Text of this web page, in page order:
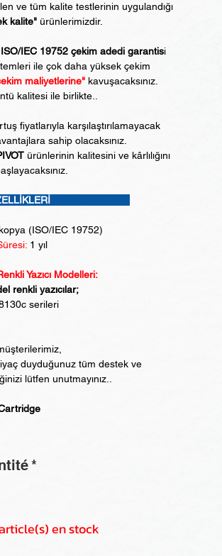
ve tüm kalite testlerinin uygulandığı
kalite"ürünlerimizdir.
IEC 19752 çekim adedi garantisi
ile çok daha yüksek çekim
maliyetlerine" kavuşacaksınız.
kalitesi ile birlikte..
fiyatlarıyla karşılaştırılamayacak
sahip olacaksınız.
ürünlerinin kalitesini ve kârlılığını
(ISO/IEC 19752)
1 yıl
Yazıcı Modelleri:
renkli yazıcılar;
serileri
duyduğunuz tüm destek ve
lütfen unutmayınız..
*
en stock